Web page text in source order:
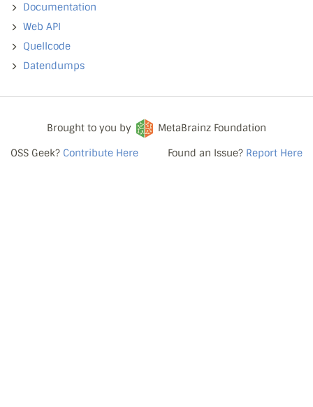
Documentation
Web API
Quellcode
Datendumps
OSS Geek? Contribute Here
Brought to you by
MetaBrainz Foundation
Found an Issue? Report Here